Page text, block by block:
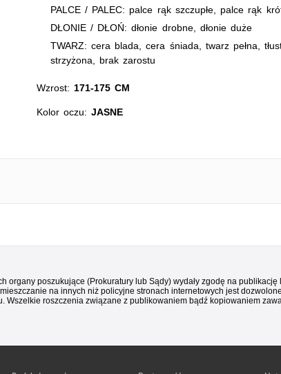
PALCE / PALEC: palce rąk szczupłe, palce rąk
DŁONIE / DŁOŃ: dłonie drobne, dłonie duże
TWARZ: cera blada, cera śniada, twarz pełna,
strzyżona, brak zarostu
Wzrost: 171-175 CM
Kolor oczu:JASNE
organy poszukujące (Prokuratury lub Sądy) wydały zgodę na
na innych niż policyjne stronach internetowych jest
roszczenia związane z publikowaniem bądź kopiowaniem